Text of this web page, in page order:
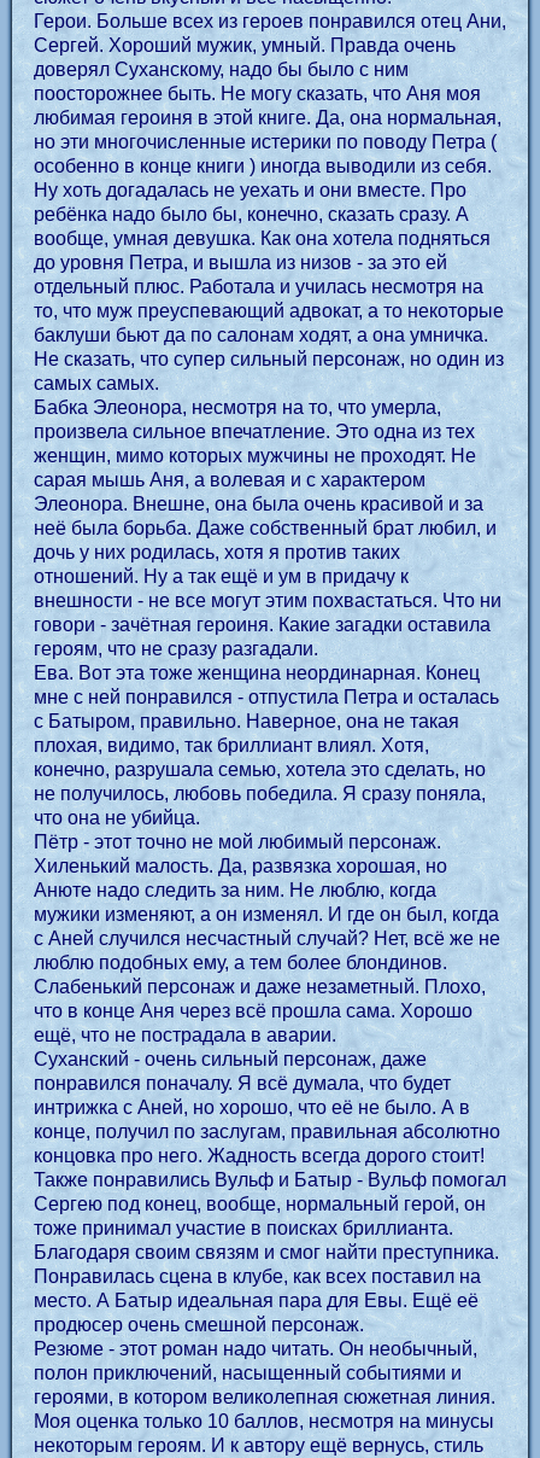
Герои. Больше всех из героев понравился отец Ани,
Сергей. Хороший мужик, умный. Правда очень
доверял Суханскому, надо бы было с ним
поосторожнее быть. Не могу сказать, что Аня моя
любимая героиня в этой книге. Да, она нормальная,
но эти многочисленные истерики по поводу Петра (
особенно в конце книги ) иногда выводили из себя.
Ну хоть догадалась не уехать и они вместе. Про
ребёнка надо было бы, конечно, сказать сразу. А
вообще, умная девушка. Как она хотела подняться
до уровня Петра, и вышла из низов - за это ей
отдельный плюс. Работала и училась несмотря на
то, что муж преуспевающий адвокат, а то некоторые
баклуши бьют да по салонам ходят, а она умничка.
Не сказать, что супер сильный персонаж, но один из
самых самых.
Бабка Элеонора, несмотря на то, что умерла,
произвела сильное впечатление. Это одна из тех
женщин, мимо которых мужчины не проходят. Не
сарая мышь Аня, а волевая и с характером
Элеонора. Внешне, она была очень красивой и за
неё была борьба. Даже собственный брат любил, и
дочь у них родилась, хотя я против таких
отношений. Ну а так ещё и ум в придачу к
внешности - не все могут этим похвастаться. Что ни
говори - зачётная героиня. Какие загадки оставила
героям, что не сразу разгадали.
Ева. Вот эта тоже женщина неординарная. Конец
мне с ней понравился - отпустила Петра и осталась
с Батыром, правильно. Наверное, она не такая
плохая, видимо, так бриллиант влиял. Хотя,
конечно, разрушала семью, хотела это сделать, но
не получилось, любовь победила. Я сразу поняла,
что она не убийца.
Пётр - этот точно не мой любимый персонаж.
Хиленький малость. Да, развязка хорошая, но
Анюте надо следить за ним. Не люблю, когда
мужики изменяют, а он изменял. И где он был, когда
с Аней случился несчастный случай? Нет, всё же не
люблю подобных ему, а тем более блондинов.
Слабенький персонаж и даже незаметный. Плохо,
что в конце Аня через всё прошла сама. Хорошо
ещё, что не пострадала в аварии.
Суханский - очень сильный персонаж, даже
понравился поначалу. Я всё думала, что будет
интрижка с Аней, но хорошо, что её не было. А в
конце, получил по заслугам, правильная абсолютно
концовка про него. Жадность всегда дорого стоит!
Также понравились Вульф и Батыр - Вульф помогал
Сергею под конец, вообще, нормальный герой, он
тоже принимал участие в поисках бриллианта.
Благодаря своим связям и смог найти преступника.
Понравилась сцена в клубе, как всех поставил на
место. А Батыр идеальная пара для Евы. Ещё её
продюсер очень смешной персонаж.
Резюме - этот роман надо читать. Он необычный,
полон приключений, насыщенный событиями и
героями, в котором великолепная сюжетная линия.
Моя оценка только 10 баллов, несмотря на минусы
некоторым героям. И к автору ещё вернусь, стиль